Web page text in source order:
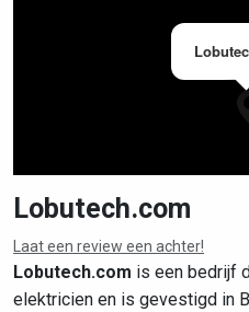
Lobutech.com
Laat een review een achter!
Lobutech.com is een bedrijf
elektricien en is gevestigd in